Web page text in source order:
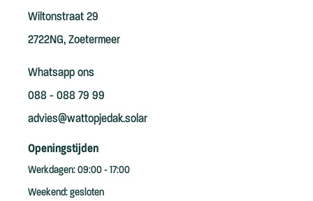
Wiltonstraat 29
2722NG, Zoetermeer
Whatsapp ons
088 - 088 79 99
advies@wattopjedak.solar
Openingstijden
Werkdagen: 09:00 - 17:00
Weekend: gesloten